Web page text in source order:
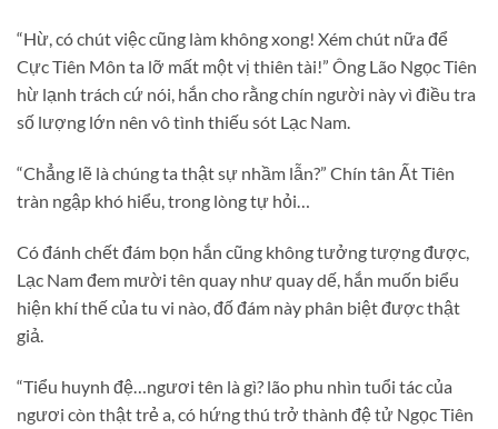
“Hừ, có chút việc cũng làm không xong! Xém chút nữa để
Cực Tiên Môn ta lỡ mất một vị thiên tài!” Ông Lão Ngọc Tiên
hừ lạnh trách cứ nói, hắn cho rằng chín người này vì điều tra
số lượng lớn nên vô tình thiếu sót Lạc Nam.
“Chẳng lẽ là chúng ta thật sự nhầm lẫn?” Chín tân Ất Tiên
tràn ngập khó hiểu, trong lòng tự hỏi…
Có đánh chết đám bọn hắn cũng không tưởng tượng được,
Lạc Nam đem mười tên quay như quay dế, hắn muốn biểu
hiện khí thế của tu vi nào, đố đám này phân biệt được thật
giả.
“Tiểu huynh đệ…ngươi tên là gì? lão phu nhìn tuổi tác của
ngươi còn thật trẻ a, có hứng thú trở thành đệ tử Ngọc Tiên